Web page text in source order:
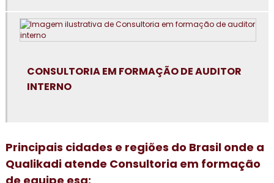
qualidade
Consultoria em food fraud e food defense
CONSULTORIA EM FORMAÇÃO DE AUDITOR
INTERNO
Principais cidades e regiões do Brasil onde a
Qualikadi atende Consultoria em formação
de equipe esa: